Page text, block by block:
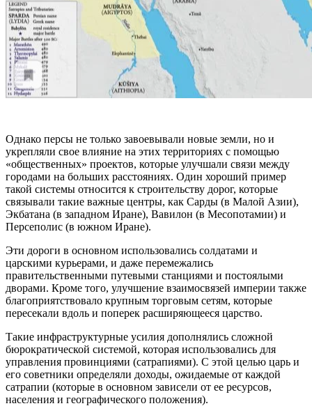
Однако персы не только завоевывали новые земли, но и
укрепляли свое влияние на этих территориях с помощью
«общественных» проектов, которые улучшали связи между
городами на больших расстояниях. Один хороший пример
такой системы относится к строительству дорог, которые
связывали такие важные центры, как Сарды (в Малой Азии),
Экбатана (в западном Иране), Вавилон (в Месопотамии) и
Персеполис (в южном Иране).
Эти дороги в основном использовались солдатами и
царскими курьерами, и даже перемежались
правительственными путевыми станциями и постоялыми
дворами. Кроме того, улучшение взаимосвязей империи также
благоприятствовало крупным торговым сетям, которые
пересекали вдоль и поперек расширяющееся царство.
Такие инфраструктурные усилия дополнялись сложной
бюрократической системой, которая использовались для
управления провинциями (сатрапиями). С этой целью царь и
его советники определяли доходы, ожидаемые от каждой
сатрапии (которые в основном зависели от ее ресурсов,
населения и географического положения).